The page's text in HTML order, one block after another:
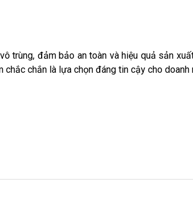
trùng, đảm bảo an toàn và hiệu quả sản
chắc chắn là lựa chọn đáng tin cậy cho doanh